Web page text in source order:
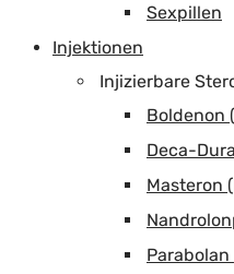
Sexpillen
Injektionen
Injizierbare
Boldenon
Deca-
Masteron
Parabolan